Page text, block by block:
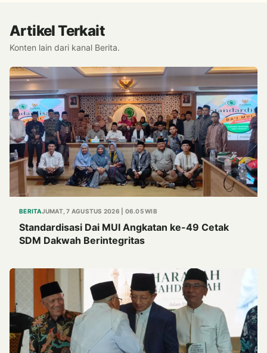
Artikel Terkait
Konten lain dari kanal Berita.
BERITAJUMAT, 7 AGUSTUS 2026 | 06.05 WIB
Standardisasi Dai MUI Angkatan ke-49 Cetak
SDM Dakwah Berintegritas